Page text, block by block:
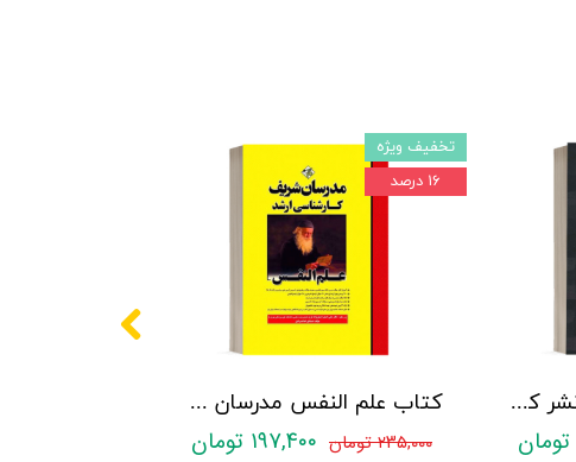
کتاب علم النفس مدرسان شریف - تالیف صادق خدامرادي
۲۳۵,۰۰۰ تومان ۱۹۷,۴۰۰ تومان
تخفیف ویژه
۱۶ درصد
کتاب عشق ویرانگر - نشر کتیبه فارسی